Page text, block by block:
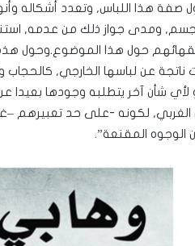
صفة هذا اللباس, وتعدد أشكاله
ومدى جواز ذلك من عدمه,
حول هذا الموضوع.وحول
عن لباسها الخارجي, كالحجاب
لأي شأن آخر يتطلبه وجودها
الغربي, لكونه -على حد تعبيرهم
الوجوه المقنعة”.